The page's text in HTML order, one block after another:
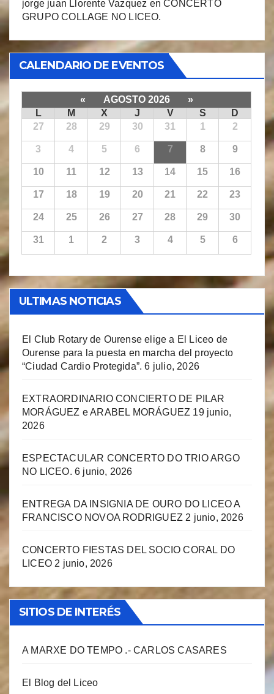
jorge juan Llorente Vazquez enCONCERTO
GRUPO COLLAGE NO LICEO.
CALENDARIO DE EVENTOS
« AGOSTO 2026
»
L
M X J V S
D
27
28 29 30 31 1 2
3 4 5 6 7 8 9
10 11 12 13 14 15 16
17 18 19 20 21 22 23
24 25 26 27 28 29 30
31 1 2 3 4 5 6
ULTIMAS NOTICIAS
El Club Rotary de Ourense elige a El Liceo de
Ourense para la puesta en marcha del proyecto
“Ciudad Cardio Protegida”. 6 julio, 2026
EXTRAORDINARIO CONCIERTO DE PILAR
MORÁGUEZ e ARABEL MORÁGUEZ 19 junio,
2026
ESPECTACULAR CONCERTO DO TRIO ARGO
NO LICEO. 6 junio, 2026
ENTREGA DA INSIGNIA DE OURO DO LICEO A
FRANCISCO NOVOA RODRIGUEZ 2 junio, 2026
CONCERTO FIESTAS DEL SOCIO CORAL DO
LICEO 2 junio, 2026
SITIOS DE INTERÉS
A MARXE DO TEMPO .- CARLOS CASARES
El Blog del Liceo